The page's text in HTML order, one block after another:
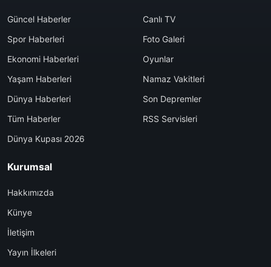
Güncel Haberler
Spor Haberleri
Ekonomi Haberleri
Yaşam Haberleri
Dünya Haberleri
Tüm Haberler
Dünya Kupası 2026
Canlı TV
Foto Galeri
Oyunlar
Namaz Vakitleri
Son Depremler
RSS Servisleri
Kurumsal
Hakkımızda
Künye
İletişim
Yayın İlkeleri